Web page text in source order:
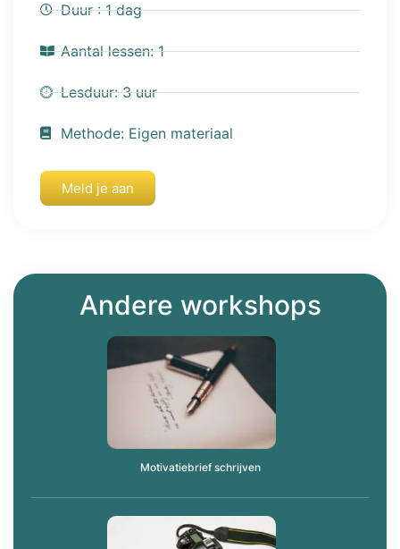
Duur : 1 dag
Aantal lessen: 1
Lesduur: 3 uur
Methode: Eigen materiaal
Meld je aan
Andere workshops
Motivatiebrief schrijven